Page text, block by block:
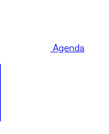
Agenda